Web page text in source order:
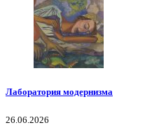
Лаборатория модернизма
26.06.2026